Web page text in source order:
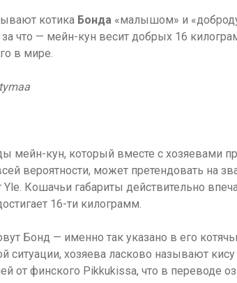
котика Бонда «малышом» и
что — мейн-кун весит добрых 16
в мире.
мейн-кун, который вместе с хозяевами
вероятности, может претендовать на
Кошачьи габариты действительно
16-ти килограмм.
Бонд — именно так указано в его
ситуации, хозяева ласково называют кису
от финского Pikkukissa, что в переводе